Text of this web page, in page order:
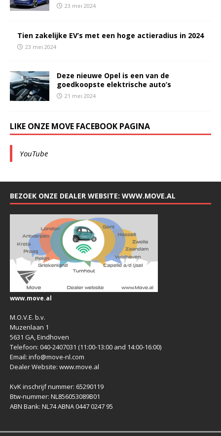
23 mei 2024
Tien zakelijke EV’s met een hoge actieradius in 2024
23 mei 2024
Deze nieuwe Opel is een van de
goedkoopste elektrische auto’s
21 mei 2024
LIKE ONZE MOVE FACEBOOK PAGINA
YouTube
BEZOEK ONZE DEALER WEBSITE: WWW.MOVE.AL
www.move.al
M.O.V.E. b.v.
Muzenlaan 1
5631 GA, Eindhoven
Telefoon: 040-2407031 (11:00-13:00 and 14:00-16:00)
Email: info@move-nl.com
Dealer Website: www.move.al
KvK inschrijf nummer: 65290119
Btw-nummer: NL856053089B01
ABN Bank: NL74 ABNA 0447 0247 95